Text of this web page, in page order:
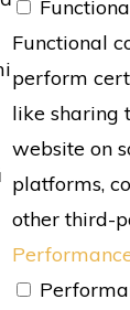
Functional
perform
like sharing
website on
platforms,
other third-